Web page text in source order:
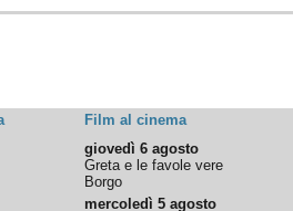
Film al cinema
giovedì 6 agosto
Greta e le favole vere
Borgo
mercoledì 5 agosto